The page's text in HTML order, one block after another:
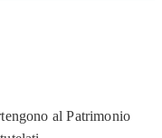
al Patrimonio